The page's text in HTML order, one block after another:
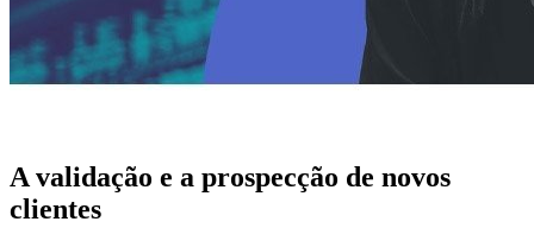
A validação e a prospecção de novos
clientes